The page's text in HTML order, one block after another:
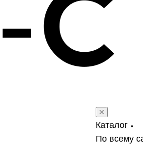
Каталог
По всему